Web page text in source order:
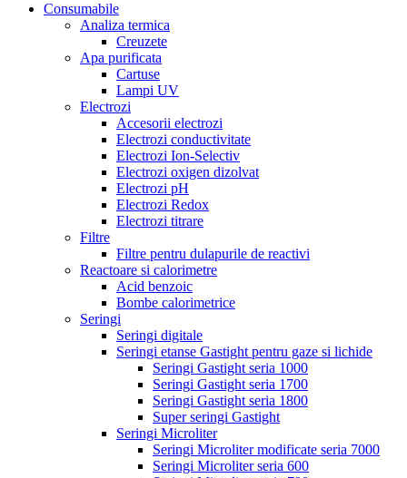
Consumabile
Analiza termica
Creuzete
Apa purificata
Cartuse
Lampi UV
Electrozi
Accesorii electrozi
Electrozi conductivitate
Electrozi Ion-Selectiv
Electrozi oxigen dizolvat
Electrozi pH
Electrozi Redox
Electrozi titrare
Filtre
Filtre pentru dulapurile de reactivi
Reactoare si calorimetre
Acid benzoic
Bombe calorimetrice
Seringi
Seringi digitale
Seringi etanse Gastight pentru gaze si lichide
Seringi Gastight seria 1000
Seringi Gastight seria 1700
Seringi Gastight seria 1800
Super seringi Gastight
Seringi Microliter
Seringi Microliter modificate seria 7000
Seringi Microliter seria 600